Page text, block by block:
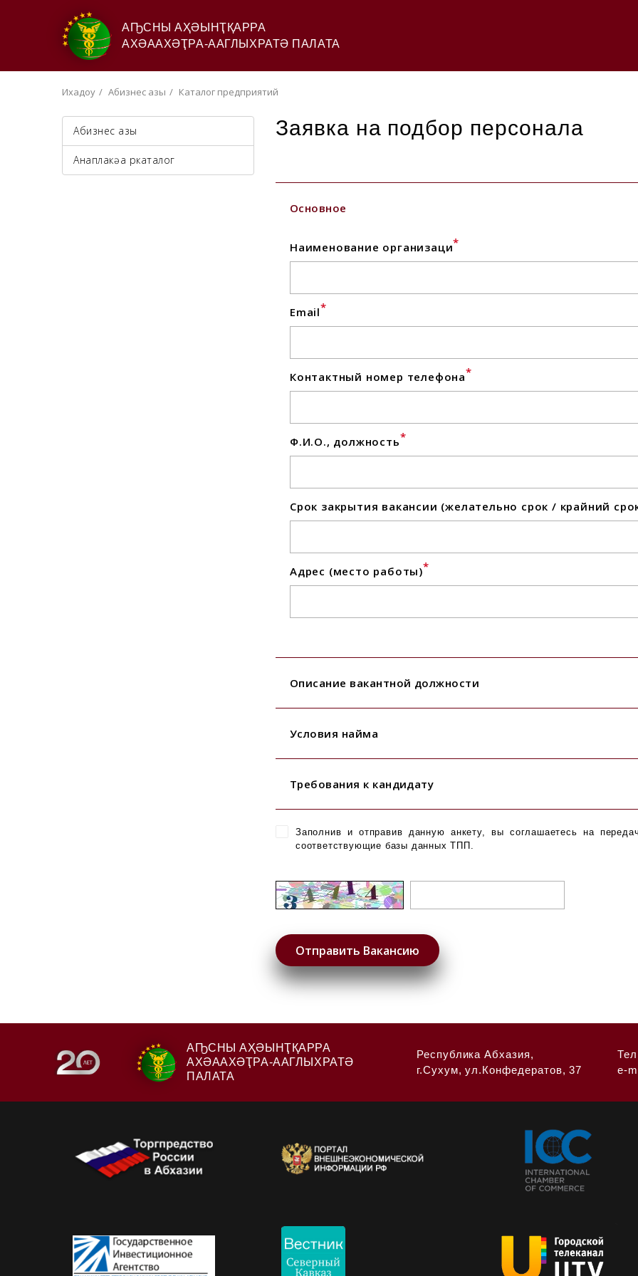
АҦСНЫ АҲӘЫНҬҚАРРА
АХӘААХӘҬРА-ААГЛЫХРАТӘ ПАЛАТА
Ихадоу Абизнес азы Каталог предприятий
Абизнес азы
Анаплакқәа ркаталог
Заявка на подбор персонала
Основное
Наименование организаци*
Email*
Контактный номер телефона*
Ф.И.О., должность*
Срок закрытия вакансии (желательно срок / крайний
Адрес (место работы)*
Описание вакантной должности
Условия найма
Требования к кандидату
Заполнив и отправив данную анкету, вы соглашаетесь на
соответствующие базы данных ТПП.
АҦСНЫ АҲӘЫНҬҚАРРА
АХӘААХӘҬРА-ААГЛЫХРАТӘ
ПАЛАТА
Республика Абхазия,
г.Сухум, ул.Конфедератов, 37
e-